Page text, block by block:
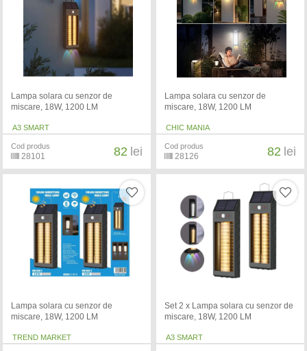
Lampa solara cu senzor de
miscare, 18W, 1200 LM
A3 SMART
Cod produs
28101 82 lei
Lampa solara cu senzor de
miscare, 18W, 1200 LM
CHIC MANIA
Cod produs
28126 82 lei
Lampa solara cu senzor de
miscare, 18W, 1200 LM
TREND MARKET
Set 2 x Lampa solara cu senzor de
miscare, 18W, 1200 LM
A3 SMART